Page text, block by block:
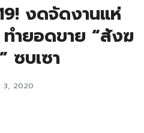
งดจัดงานแห่
ทำยอดขาย “สังฆ
ซบเซา
3, 2020